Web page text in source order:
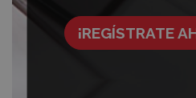
¡REGÍSTRATE